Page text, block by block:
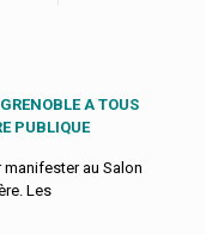
A TOUS
PUBLIQUE
manifester au Salon
Les